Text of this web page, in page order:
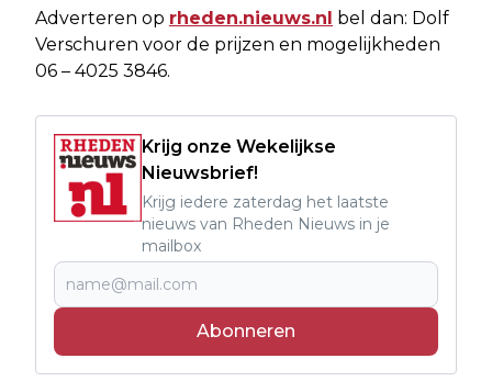
Adverteren op rheden.nieuws.nl bel dan: Dolf
Verschuren voor de prijzen en mogelijkheden
06 – 4025 3846.
Krijg onze Wekelijkse
Nieuwsbrief!
Krijg iedere zaterdag het laatste
nieuws van Rheden Nieuws in je
mailbox
Abonneren